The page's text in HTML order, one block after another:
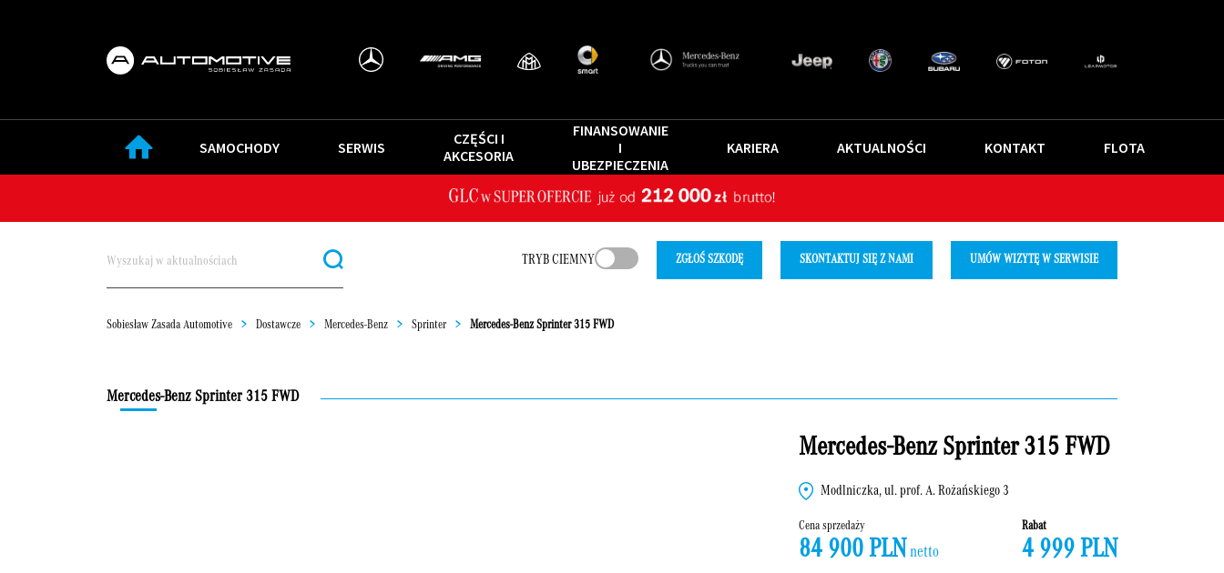
SAMOCHODY SERWIS
CZĘŚCI I
AKCESORIA
FINANSOWANIE
I
UBEZPIECZENIA
KARIERA AKTUALNOŚCI KONTAKT FLOTA
TRYB CIEMNY ZGŁOŚ SZKODĘ SKONTAKTUJ SIĘ Z NAMI UMÓW WIZYTĘ W SERWISIE
Sobiesław Zasada Automotive > Dostawcze > Mercedes-Benz > Sprinter > Mercedes-Benz Sprinter 315 FWD
Mercedes-Benz Sprinter 315 FWD
Mercedes-Benz Sprinter 315 FWD
Modlniczka, ul. prof. A. Rożańskiego 3
Cena sprzedaży
84 900 PLN netto
Rabat
4 999 PLN